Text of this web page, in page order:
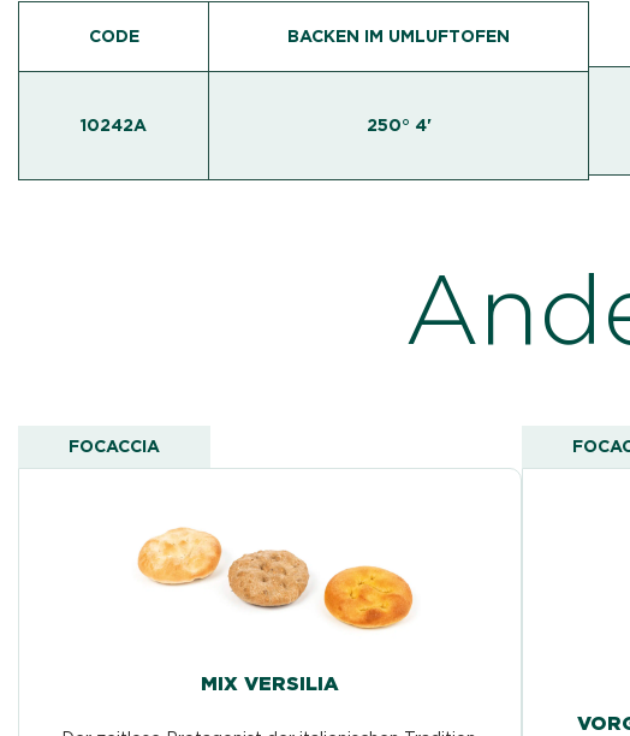
CODE BACKEN IM UMLUFTOFEN
10242A 250° 4'
FOCACCIA
MIX VERSILIA